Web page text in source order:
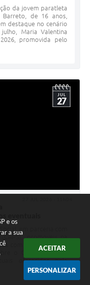
e os
a sua
ACEITAR
PERSONALIZAR
da jovem paratleta
Barreto, de 16 anos,
destaque no cenário
Maria Valentina
promovida pelo
JUL
27
em parceria com
promoveu na
com os usuários da
o Cadastro Único
oferecidos pela